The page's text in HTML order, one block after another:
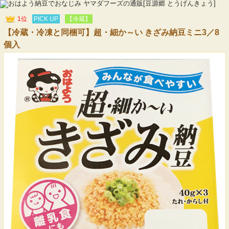
1位 PICK UP 【冷蔵】
【冷蔵・冷凍と同梱可】超・細か～い きざみ納豆ミニ3／8
個入